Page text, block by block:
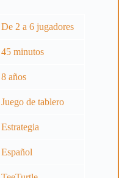
De 2 a 6 jugadores
45 minutos
8 años
Juego de tablero
Estrategia
Español